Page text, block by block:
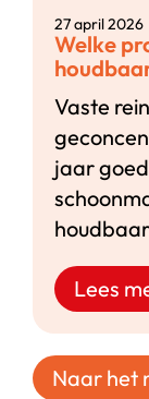
27 april 2026
Welke
Vaste
jaar
Lees
Naar het